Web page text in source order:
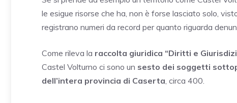
le esigue risorse che ha, non è forse lasciato solo,
registrano numeri da record per quanto riguarda
Come rileva la raccolta giuridica “Diritti e
Castel Volturno ci sono un sesto dei soggetti
dell’intera provincia di Caserta, circa 400.